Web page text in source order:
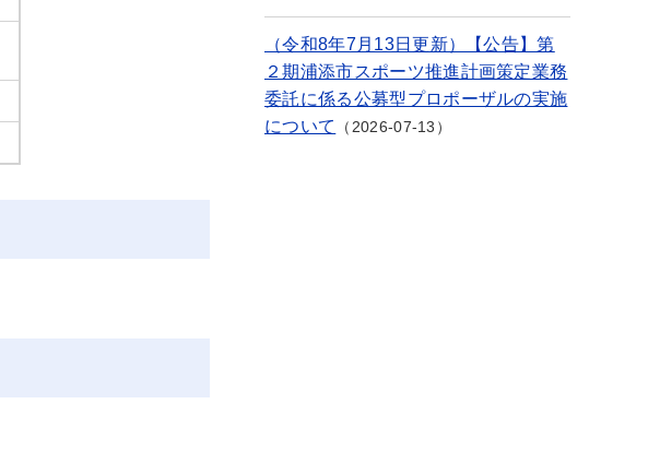
（令和8年7月13日更新）【公告】第
２期浦添市スポーツ推進計画策定業務
委託に係る公募型プロポーザルの実施
について
2026-07-13